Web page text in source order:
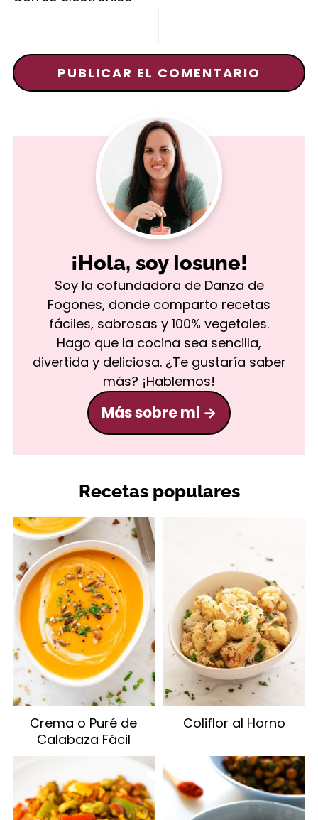
¡Hola, soy Iosune!
Soy la cofundadora de Danza de
Fogones, donde comparto recetas
fáciles, sabrosas y 100% vegetales.
Hago que la cocina sea sencilla,
divertida y deliciosa. ¿Te gustaría saber
más? ¡Hablemos!
Más sobre mi
Recetas populares
Crema o Puré de
Calabaza Fácil
Coliflor al Horno